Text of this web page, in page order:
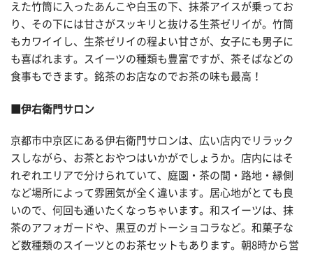
えた竹筒に入ったあんこや白玉の下、抹茶アイスが乗ってお
り、その下には甘さがスッキリと抜ける生茶ゼリイが。竹筒
もカワイイし、生茶ゼリイの程よい甘さが、女子にも男子に
も喜ばれます。スイーツの種類も豊富ですが、茶そばなどの
食事もできます。銘茶のお店なのでお茶の味も最高！
■伊右衛門サロン
京都市中京区にある伊右衛門サロンは、広い店内でリラック
スしながら、お茶とおやつはいかがでしょうか。店内にはそ
れぞれエリアで分けられていて、庭園・茶の間・路地・縁側
など場所によって雰囲気が全く違います。居心地がとても良
いので、何回も通いたくなっちゃいます。和スイーツは、抹
茶のアフォガードや、黒豆のガトーショコラなど。和菓子な
ど数種類のスイーツとのお茶セットもあります。朝8時から営